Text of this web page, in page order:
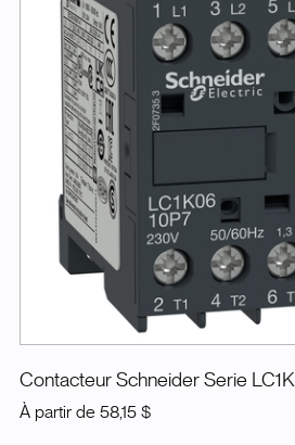
Contacteur Schneider Serie LC1K
À partir de 58,15 $